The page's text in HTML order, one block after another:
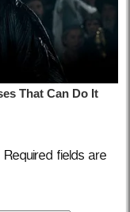
Required fields are